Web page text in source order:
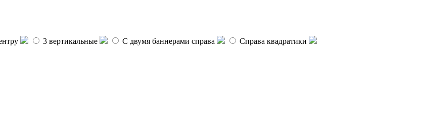
3 вертикальные С двумя баннерами справа
Справа квадратики